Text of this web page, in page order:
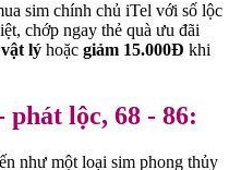
sim chính chủ iTel với số lộc
chớp ngay thẻ quà ưu đãi
lý hoặc giảm 15.000Đ khi
lộc, 68 - 86:
như một loại sim phong thủy